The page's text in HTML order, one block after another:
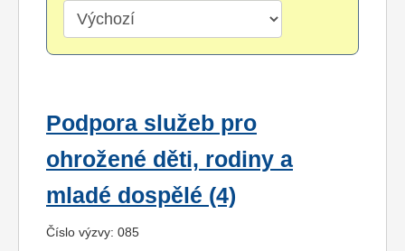
Podpora služeb pro
ohrožené děti, rodiny a
mladé dospělé (4)
Číslo výzvy: 085